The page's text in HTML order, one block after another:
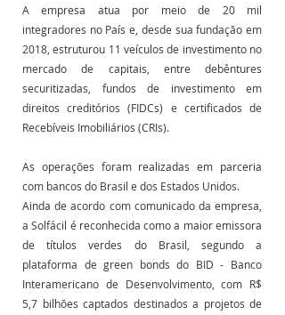
A empresa atua por meio de 20 mil
integradores no País e, desde sua fundação em
2018, estruturou 11 veículos de investimento no
mercado de capitais, entre debêntures
securitizadas, fundos de investimento em
direitos creditórios (FIDCs) e certificados de
Recebíveis Imobiliários (CRIs).
As operações foram realizadas em parceria
com bancos do Brasil e dos Estados Unidos.
Ainda de acordo com comunicado da empresa,
a Solfácil é reconhecida como a maior emissora
de títulos verdes do Brasil, segundo a
plataforma de green bonds do BID - Banco
Interamericano de Desenvolvimento, com R$
5,7 bilhões captados destinados a projetos de